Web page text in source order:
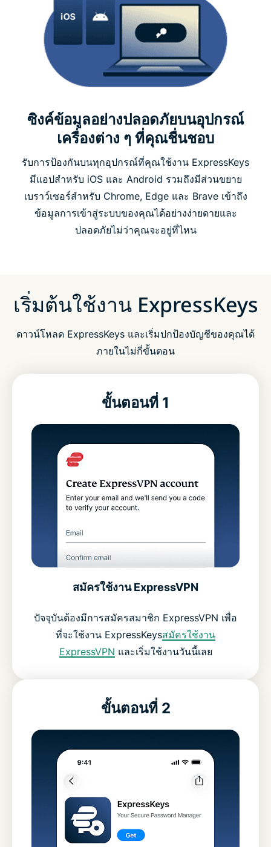
ซิงค์ข้อมูลอย่างปลอดภัยบนอุปกรณ์
เครื่องต่าง ๆ ที่คุณชื่นชอบ
รับการป้องกันบนทุกอุปกรณ์ที่คุณใช้งาน ExpressKeys
มีแอปสำหรับ iOS และ Android รวมถึงมีส่วนขยาย
เบราว์เซอร์สำหรับ Chrome, Edge และ Brave เข้าถึง
ข้อมูลการเข้าสู่ระบบของคุณได้อย่างง่ายดายและ
ปลอดภัยไม่ว่าคุณจะอยู่ที่ไหน
เริ่มต้นใช้งาน ExpressKeys
ดาวน์โหลด ExpressKeys และเริ่มปกป้องบัญชีของคุณได้
ภายในไม่กี่ขั้นตอน
ขั้นตอนที่ 1
สมัครใช้งาน ExpressVPN
ปัจจุบันต้องมีการสมัครสมาชิก ExpressVPN เพื่อ
ที่จะใช้งาน ExpressKeysสมัครใช้งาน
ExpressVPN และเริ่มใช้งานวันนี้เลย
ขั้นตอนที่ 2